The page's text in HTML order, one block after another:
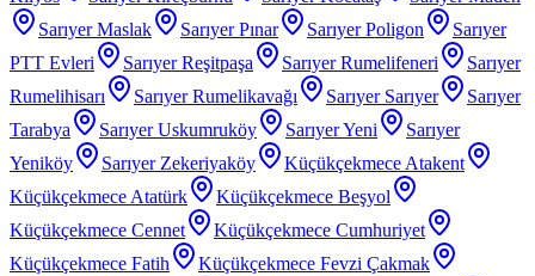
Sarıyer Maslak
Sarıyer Pınar Sarıyer Poligon
Sarıyer
PTT Evleri
Sarıyer Reşitpaşa Sarıyer Rumelifeneri
Sarıyer
Rumelihisarı
Sarıyer Rumelikavağı Sarıyer Sarıyer
Sarıyer
Tarabya
Sarıyer Uskumruköy Sarıyer Yeni
Sarıyer
Yeniköy
Sarıyer Zekeriyaköy
Küçükçekmece Atakent
Küçükçekmece Atatürk
Küçükçekmece Beşyol
Küçükçekmece Cennet
Küçükçekmece Cumhuriyet
Küçükçekmece Fatih
Küçükçekmece Fevzi Çakmak